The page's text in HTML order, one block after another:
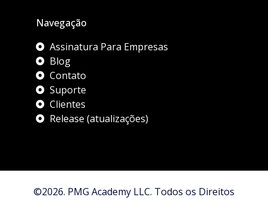
Navegação
Assinatura Para Empresas
Blog
Contato
Suporte
Clientes
Release (atualizações)
©2026. PMG Academy LLC. Todos os Direitos